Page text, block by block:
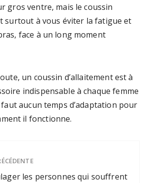
gros ventre, mais le coussin
surtout à vous éviter la fatigue et
face à un long moment
un coussin d’allaitement est à
indispensable à chaque femme
aucun temps d’adaptation pour
il fonctionne.
les personnes qui souffrent